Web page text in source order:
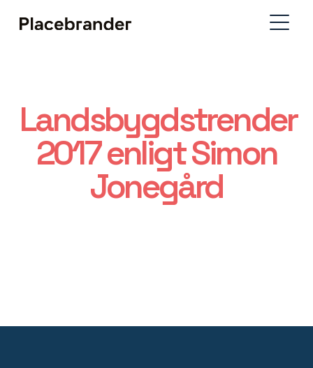
Landsbygdstrender
2017 enligt Simon
Jonegård